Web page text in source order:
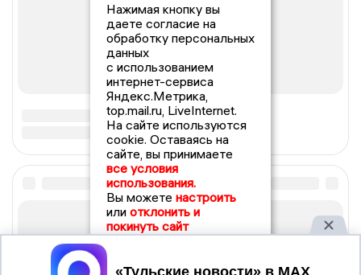
Нажимая кнопку вы
даете согласие на
обработку персональных
данных
с использованием
интернет-сервиса
Яндекс.Метрика,
top.mail.ru, LiveInternet.
На сайте используются
cookie. Оставаясь на
сайте, вы принимаете
все условия
использования.
Вы можете настроить
или отклонить и
покинуть сайт
Принять